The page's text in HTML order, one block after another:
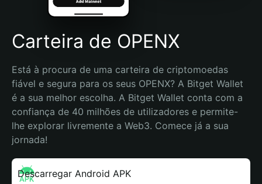
Español (Argentina)
Carteira de OPENX
Está à procura de uma carteira de criptomoedas
fiável e segura para os seus OPENX? A Bitget Wallet
é a sua melhor escolha. A Bitget Wallet conta com a
confiança de 40 milhões de utilizadores e permite-
lhe explorar livremente a Web3. Comece já a sua
jornada!
Descarregar Android APK